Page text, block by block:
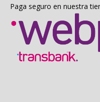
Paga seguro en nuestra